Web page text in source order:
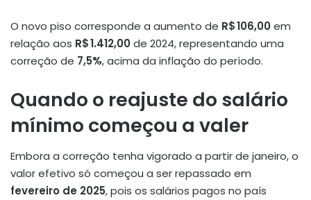
O novo piso corresponde a aumento de R$ 106,00em
relação aos R$ 1.412,00de 2024, representando uma
correção de 7,5%, acima da inflação do período.
Quando o reajuste do salário
mínimo começou a valer
Embora a correção tenha vigorado a partir de janeiro, o
valor efetivo só começou a ser repassado em
fevereiro de 2025, pois os salários pagos no país